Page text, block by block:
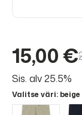
15,00 €
Sis. alv 25.5%
Valitse väri: beige